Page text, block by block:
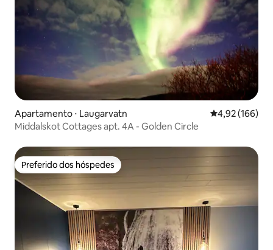
Apartamento ⋅ Laugarvatn 4,92 de uma
4,92 (166)
Middalskot Cottages apt. 4A - Golden Circle
Preferido dos hóspedes
Preferido dos hóspedes